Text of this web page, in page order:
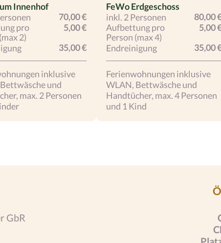
Innenhof
70,00 €
pro
2)
5,00 €
35,00 €
inklusive
und
max. 2 Personen
FeWo Erdgeschoss
inkl. 2 Personen
80,00
Aufbettung pro
Person (max 4)
5,00
Endreinigung
35,00
Ferienwohnungen inklusive
WLAN, Bettwäsche und
Handtücher, max. 4 Personen
und 1 Kind
GbR